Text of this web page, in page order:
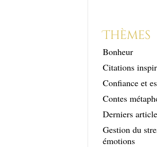
Thèmes
Bonheur
Citations
Confiance et
Contes
Derniers
Gestion du
émotions